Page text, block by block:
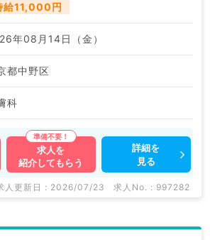
給11,000円
年08月14日（金）
都中野区
科
求人を
紹介してもらう
詳細を
見る
人更新日 : 2026/07/23 求人No. : 997282